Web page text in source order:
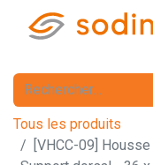
Tous les produits
[VHCC-09]